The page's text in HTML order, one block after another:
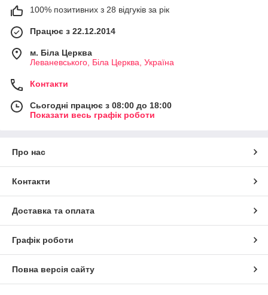
100% позитивних з 28 відгуків за рік
Працює з 22.12.2014
м. Біла Церква
Леваневського, Біла Церква, Україна
Контакти
Сьогодні працює з 08:00 до 18:00
Показати весь графік роботи
Про нас
Контакти
Доставка та оплата
Графік роботи
Повна версія сайту